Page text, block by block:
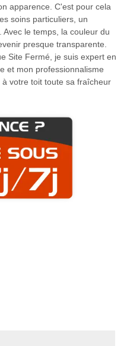
apparence. C'est pour cela
soins particuliers, un
le temps, la couleur du
presque transparente.
Site Fermé, je suis expert en
et mon professionnalisme
votre toit toute sa fraîcheur